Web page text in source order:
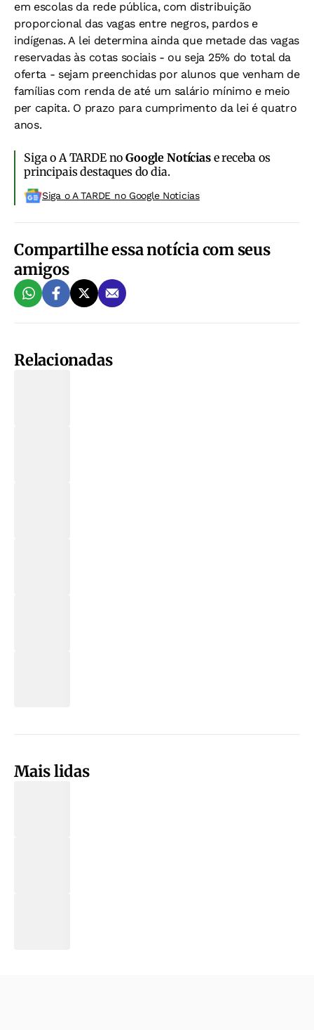
em escolas da rede pública, com distribuição
proporcional das vagas entre negros, pardos e
indígenas. A lei determina ainda que metade das vagas
reservadas às cotas sociais - ou seja 25% do total da
oferta - sejam preenchidas por alunos que venham de
famílias com renda de até um salário mínimo e meio
per capita. O prazo para cumprimento da lei é quatro
anos.
Siga o A TARDE noGoogle Notíciase receba os
principais destaques do dia.
Siga o A TARDE no Google Noticias
Compartilhe essa notícia com seus
amigos
Relacionadas
Mais lidas